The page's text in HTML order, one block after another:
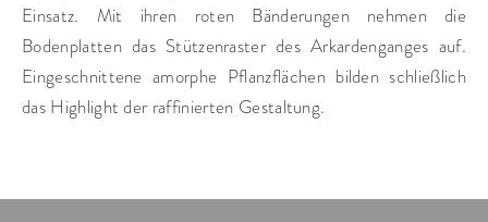
Einsatz. Mit ihren roten Bänderungen nehmen die
Bodenplatten das Stützenraster des Arkardenganges auf.
Eingeschnittene amorphe Pflanzflächen bilden schließlich
das Highlight der raffinierten Gestaltung.